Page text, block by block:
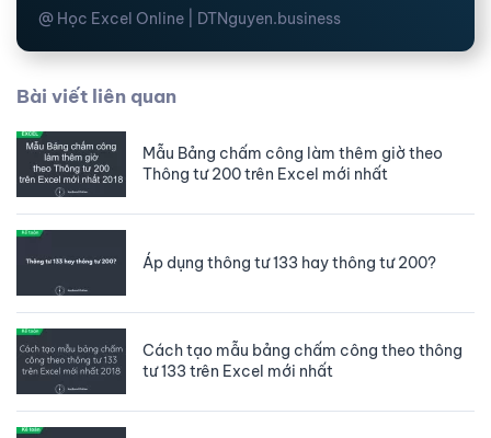
@ Học Excel Online | DTNguyen.business
Bài viết liên quan
Mẫu Bảng chấm công làm thêm giờ theo
Thông tư 200 trên Excel mới nhất
Áp dụng thông tư 133 hay thông tư 200?
Cách tạo mẫu bảng chấm công theo thông
tư 133 trên Excel mới nhất